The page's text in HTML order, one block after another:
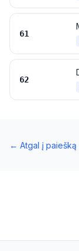
61
62
← Atgal į paiešką